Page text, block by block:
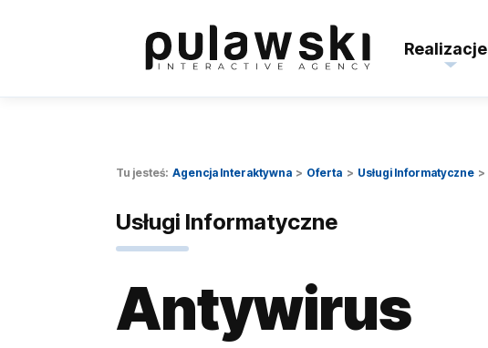
Realizacje
Tu jesteś: Agencja Interaktywna Oferta Usługi Informatyczne
Usługi Informatyczne
Antywirus